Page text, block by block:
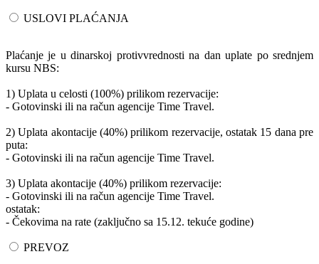
USLOVI PLAĆANJA
Plaćanje je u dinarskoj protivvrednosti na dan uplate po srednjem
kursu NBS:
1) Uplata u celosti (100%) prilikom rezervacije:
- Gotovinski ili na račun agencije Time Travel.
2) Uplata akontacije (40%) prilikom rezervacije, ostatak 15 dana pre
puta:
- Gotovinski ili na račun agencije Time Travel.
3) Uplata akontacije (40%) prilikom rezervacije:
- Gotovinski ili na račun agencije Time Travel.
ostatak:
- Čekovima na rate (zaključno sa 15.12. tekuće godine)
PREVOZ